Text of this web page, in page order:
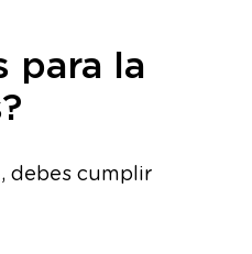
para la
debes cumplir